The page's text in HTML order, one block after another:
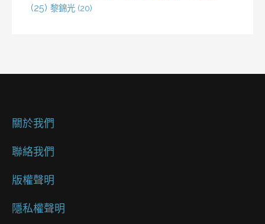
(25) 黎錦光 (20)
關於我們
聯絡我們
版權聲明
隱私權聲明